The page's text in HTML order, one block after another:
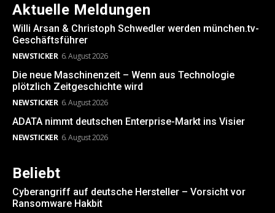
Aktuelle Meldungen
Willi Arsan & Christoph Schwedler werden münchen.tv-
Geschäftsführer
NEWSTICKER 6. August 2026
Die neue Maschinenzeit – Wenn aus Technologie
plötzlich Zeitgeschichte wird
NEWSTICKER 6. August 2026
ADATA nimmt deutschen Enterprise-Markt ins Visier
NEWSTICKER 6. August 2026
Beliebt
Cyberangriff auf deutsche Hersteller – Vorsicht vor
Ransomware Hakbit